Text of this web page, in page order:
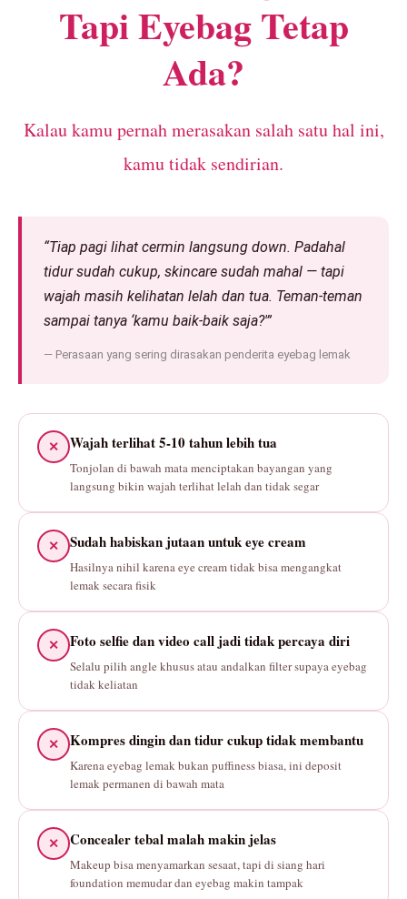
Tapi Eyebag Tetap
Ada?
Kalau kamu pernah merasakan salah satu hal ini,
kamu tidak sendirian.
“Tiap pagi lihat cermin langsung down. Padahal
tidur sudah cukup, skincare sudah mahal — tapi
wajah masih kelihatan lelah dan tua. Teman-teman
sampai tanya ‘kamu baik-baik saja?'”
— Perasaan yang sering dirasakan penderita eyebag lemak
✕ Wajah terlihat 5-10 tahun lebih tua
Tonjolan di bawah mata menciptakan bayangan yang
langsung bikin wajah terlihat lelah dan tidak segar
✕ Sudah habiskan jutaan untuk eye cream
Hasilnya nihil karena eye cream tidak bisa mengangkat
lemak secara fisik
✕ Foto selfie dan video call jadi tidak percaya diri
Selalu pilih angle khusus atau andalkan filter supaya eyebag
tidak keliatan
✕ Kompres dingin dan tidur cukup tidak membantu
Karena eyebag lemak bukan puffiness biasa, ini deposit
lemak permanen di bawah mata
✕ Concealer tebal malah makin jelas
Makeup bisa menyamarkan sesaat, tapi di siang hari
foundation memudar dan eyebag makin tampak